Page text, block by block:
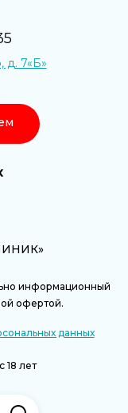
информационный
офертой.
данных
18 лет
д. 7«Б»